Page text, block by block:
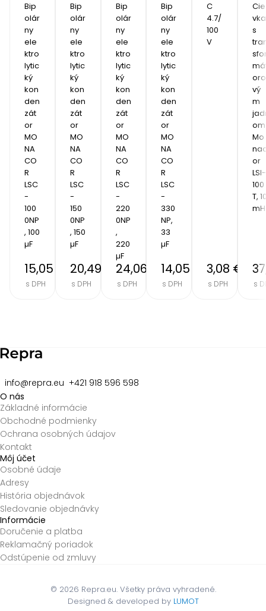
Bip
olár
ny
ele
ktro
lytic
ký
kon
den
zát
or
MO
NA
CO
R
LSC
-
100
0NP
, 100
µF
15,05 €
s DPH
Bip
olár
ny
ele
ktro
lytic
ký
kon
den
zát
or
MO
NA
CO
R
LSC
-
150
0NP
, 150
µF
20,49 €
s DPH
Bip
olár
ny
ele
ktro
lytic
ký
kon
den
zát
or
MO
NA
CO
R
LSC
-
220
0NP
,
220
µF
24,06 €
s DPH
Bip
olár
ny
ele
ktro
lytic
ký
kon
den
zát
or
MO
NA
CO
R
LSC
-
330
NP,
33
µF
14,05 €
s DPH
C
4.7/
100
V
3,08 €
s DPH
Cie
vka
s
oro
vý
m
om
Mo
or
LSI-
100
T,
mH
s
info@repra.eu +421 918 596 598
O nás
Základné informácie
Obchodné podmienky
Ochrana osobných údajov
Kontakt
Môj účet
Osobné údaje
Adresy
História objednávok
Sledovanie objednávky
Informácie
Doručenie a platba
Reklamačný poriadok
Odstúpenie od zmluvy
© 2026 Repra.eu. Všetky práva vyhradené.
Designed & developed by LUMOT